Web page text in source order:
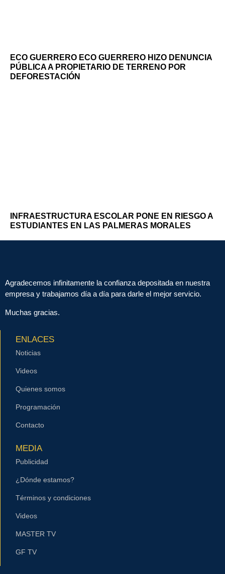
ECO GUERRERO ECO GUERRERO HIZO DENUNCIA
PÚBLICA A PROPIETARIO DE TERRENO POR
DEFORESTACIÓN
INFRAESTRUCTURA ESCOLAR PONE EN RIESGO A
ESTUDIANTES EN LAS PALMERAS MORALES
Agradecemos infinitamente la confianza depositada en nuestra
empresa y trabajamos día a día para darle el mejor servicio.
Muchas gracias.
ENLACES
Noticias
Videos
Quienes somos
Programación
Contacto
MEDIA
Publicidad
¿Dónde estamos?
Términos y condiciones
Videos
MASTER TV
GF TV